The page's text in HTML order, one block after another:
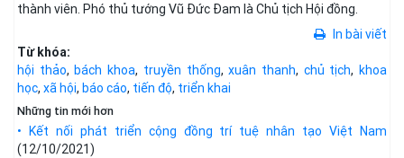
thành viên. Phó thủ tướng Vũ Đức Đam là Chủ tịch Hội đồng.
In bài viết
Từ khóa:
hội thảo,bách khoa, truyền thống,xuân thanh, chủ tịch,khoa
học, xã hội, báo cáo, tiến độ, triển khai
Những tin mới hơn
• Kết nối phát triển cộng đồng trí tuệ nhân tạo Việt Nam
(12/10/2021)